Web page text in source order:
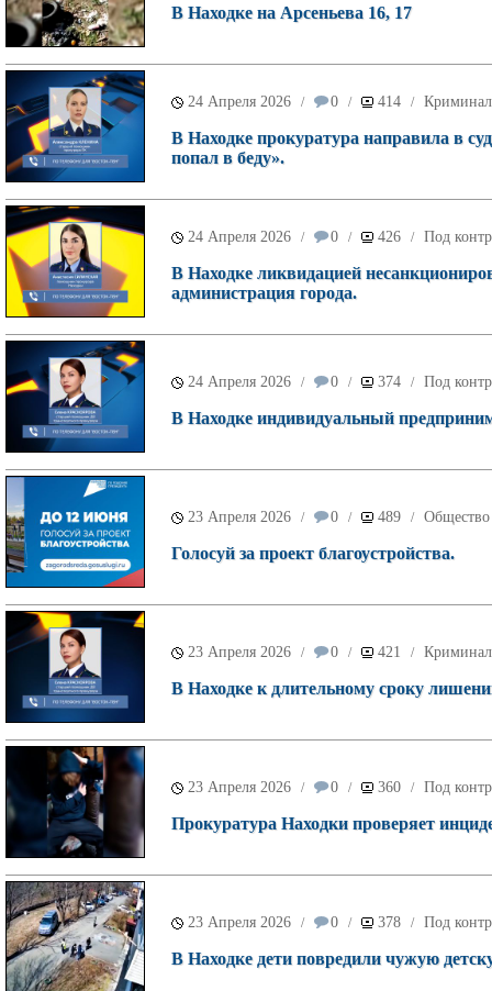
В Находке на Арсеньева 16, 17
24 Апреля 2026 / 0 / 414 / Криминал
В Находке прокуратура направила в
попал в беду».
24 Апреля 2026 / 0 / 426 / Под
В Находке ликвидацией
администрация города.
24 Апреля 2026 / 0 / 374 / Под
В Находке индивидуальный
23 Апреля 2026 / 0 / 489 / Общество
Голосуй за проект благоустройства.
23 Апреля 2026 / 0 / 421 / Криминал
В Находке к длительному сроку
23 Апреля 2026 / 0 / 360 / Под
Прокуратура Находки проверяет
23 Апреля 2026 / 0 / 378 / Под
В Находке дети повредили чужую